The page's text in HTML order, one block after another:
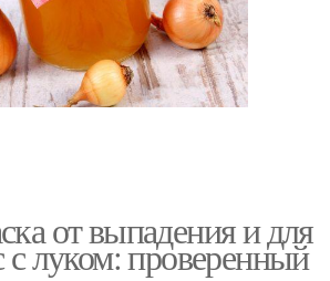
от выпадения и для
с луком: проверенный